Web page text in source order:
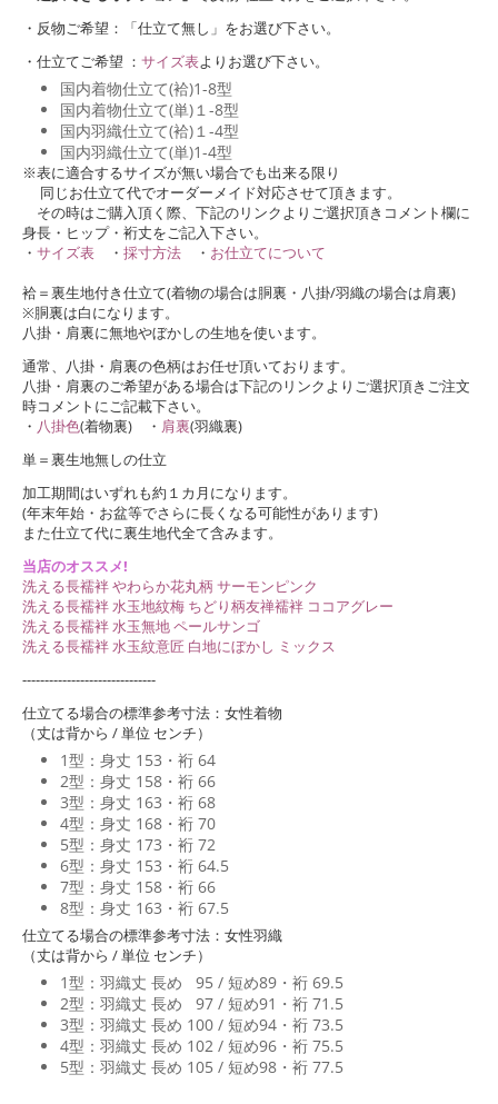
・反物ご希望：「仕立て無し」をお選び下さい。
・仕立てご希望 ： サイズ表よりお選び下さい。
国内着物仕立て(袷)1-8型
国内着物仕立て(単)１-8型
国内羽織仕立て(袷)１-4型
国内羽織仕立て(単)1-4型
※表に適合するサイズが無い場合でも出来る限り
同じお仕立て代でオーダーメイド対応させて頂きます。
その時はご購入頂く際、下記のリンクよりご選択頂きコメント欄に
身長・ヒップ・裄丈をご記入下さい。
・ サイズ表 ・ 採寸方法 ・ お仕立てについて
袷＝裏生地付き仕立て(着物の場合は胴裏・八掛/羽織の場合は肩裏)
※胴裏は白になります。
八掛・肩裏に無地やぼかしの生地を使います。
通常、八掛・肩裏の色柄はお任せ頂いております。
八掛・肩裏のご希望がある場合は下記のリンクよりご選択頂きご注文
時コメントにご記載下さい。
・ 八掛色(着物裏) ・ 肩裏(羽織裏)
単＝裏生地無しの仕立
加工期間はいずれも約１カ月になります。
(年末年始・お盆等でさらに長くなる可能性があります)
また仕立て代に裏生地代全て含みます。
当店のオススメ!
洗える長襦袢 やわらか花丸柄 サーモンピンク
洗える長襦袢 水玉地紋梅 ちどり柄友禅襦袢 ココアグレー
洗える長襦袢 水玉無地 ペールサンゴ
洗える長襦袢 水玉紋意匠 白地にぼかし ミックス
------------------------------
仕立てる場合の標準参考寸法：女性着物
（丈は背から / 単位 センチ）
1型：身丈 153・裄 64
2型：身丈 158・裄 66
3型：身丈 163・裄 68
4型：身丈 168・裄 70
5型：身丈 173・裄 72
6型：身丈 153・裄 64.5
7型：身丈 158・裄 66
8型：身丈 163・裄 67.5
仕立てる場合の標準参考寸法：女性羽織
（丈は背から / 単位 センチ）
1型：羽織丈 長め 95 / 短め89・裄 69.5
2型：羽織丈 長め 97 / 短め91・裄 71.5
3型：羽織丈 長め 100 / 短め94・裄 73.5
4型：羽織丈 長め 102 / 短め96・裄 75.5
5型：羽織丈 長め 105 / 短め98・裄 77.5